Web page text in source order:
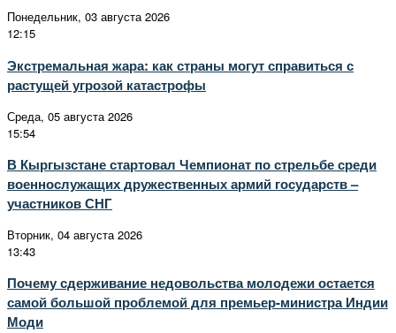
Понедельник, 03 августа 2026
12:15
Экстремальная жара: как страны могут справиться с
растущей угрозой катастрофы
Среда, 05 августа 2026
15:54
В Кыргызстане стартовал Чемпионат по стрельбе среди
военнослужащих дружественных армий государств –
участников СНГ
Вторник, 04 августа 2026
13:43
Почему сдерживание недовольства молодежи остается
самой большой проблемой для премьер-министра Индии
Моди